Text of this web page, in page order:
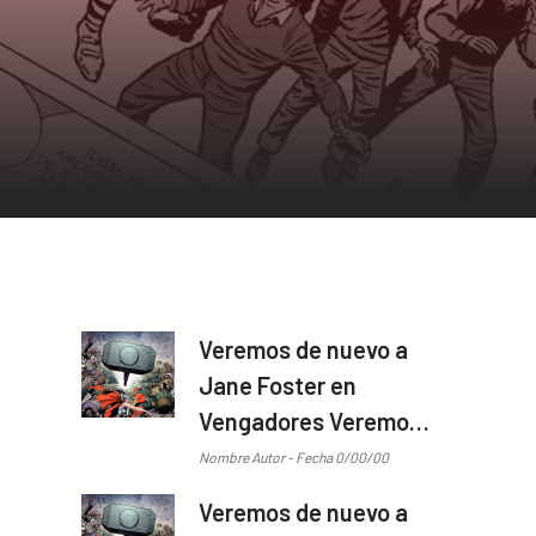
Veremos de nuevo a
Jane Foster en
Vengadores Veremos
de nuevo a Jane
...
Nombre Autor - Fecha 0/00/00
Veremos de nuevo a